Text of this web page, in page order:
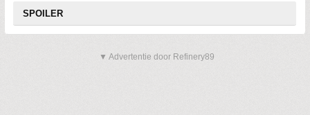
SPOILER
▼ Advertentie door Refinery89